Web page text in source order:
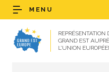
REPRÉSENTATION
GRAND EST
L’UNION
MENU